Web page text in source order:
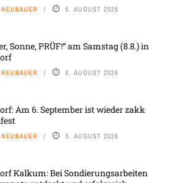
6. AUGUST 2026
Sonne, PRÜF!“ am Samstag (8.8.) in
6. AUGUST 2026
Am 6. September ist wieder zakk
5. AUGUST 2026
Kalkum: Bei Sondierungsarbeiten